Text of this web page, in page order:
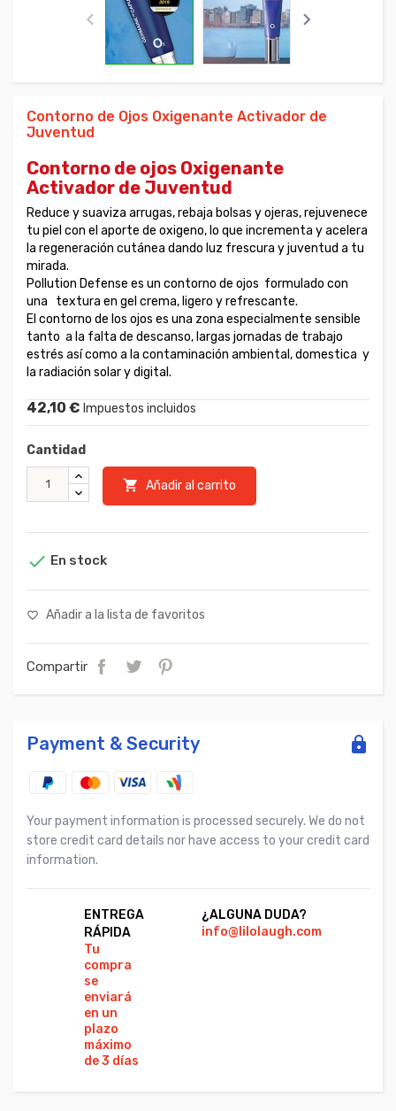
 
Contorno de Ojos Oxigenante Activador de
Juventud
Contorno de ojos Oxigenante
Activador de Juventud
Reduce y suaviza arrugas, rebaja bolsas y ojeras, rejuvenece
tu piel con el aporte de oxigeno, lo que incrementa y acelera
la regeneración cutánea dando luz frescura y juventud a tu
mirada.
Pollution Defense es un contorno de ojos formulado con
una textura en gel crema, ligero y refrescante.
El contorno de los ojos es una zona especialmente sensible
tanto a la falta de descanso, largas jornadas de trabajo
estrés así como a la contaminación ambiental, domestica y
la radiación solar y digital.
42,10 € Impuestos incluidos
Cantidad
 Añadir al carrito
 En stock
favorite_border Añadir a la lista de favoritos
Compartir
Payment & Security
Your payment information is processed securely. We do not
store credit card details nor have access to your credit card
information.
ENTREGA
RÁPIDA
Tu
compra
se
enviará
en un
plazo
máximo
de 3 días
¿ALGUNA DUDA?
info@lilolaugh.com